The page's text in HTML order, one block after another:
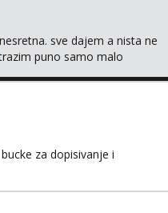
sve dajem a nista ne
puno samo malo
za dopisivanje i